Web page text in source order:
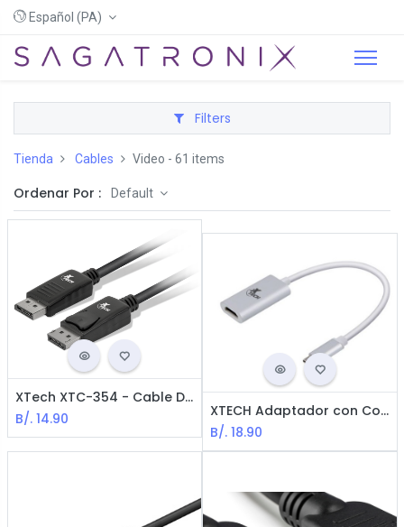
Español (PA)
Filters
Tienda Cables Video - 61 items
Ordenar Por : Default
XTech XTC-354 - Cable Displayport Macho a Displayport Macho / 1.8 M / Negro
B/. 14.90
XTECH Adaptador con Conector USB Tipo-C Macho a HDMI Hembra XTC-540 / Blanco
B/. 18.90